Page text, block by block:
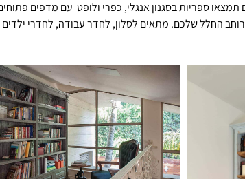
ספריות בסגנון אנגלי, כפרי ולופט עם מדפים
החלל שלכם. מתאים לסלון, לחדר עבודה, לחדרי ילדים